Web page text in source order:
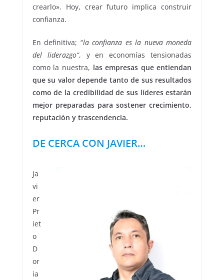
crearlo». Hoy, crear futuro implica construir
confianza.
En definitiva; “la confianza es la nueva moneda
del liderazgo”, y en economías tensionadas
como la nuestra, las empresas que entiendan
que su valor depende tanto de sus resultados
como de la credibilidad de sus líderes estarán
mejor preparadas para sostener crecimiento,
reputación y trascendencia.
DE CERCA CON JAVIER…
Ja
vi
er
Pr
iet
o
D
or
ia